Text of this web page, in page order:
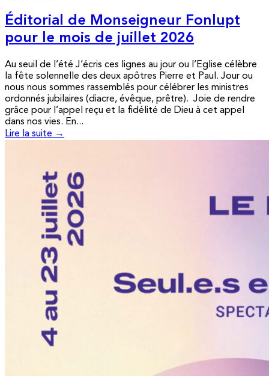
Éditorial de Monseigneur Fonlupt
pour le mois de juillet 2026
Au seuil de l’été J’écris ces lignes au jour ou l’Eglise célèbre
la fête solennelle des deux apôtres Pierre et Paul. Jour ou
nous nous sommes rassemblés pour célébrer les ministres
ordonnés jubilaires (diacre, évêque, prêtre). Joie de rendre
grâce pour l’appel reçu et la fidélité de Dieu à cet appel
dans nos vies. En...
Lire la suite →